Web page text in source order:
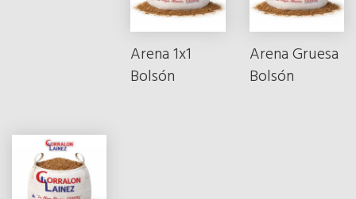
Arena 1x1
Bolsón
Arena Gruesa
Bolsón